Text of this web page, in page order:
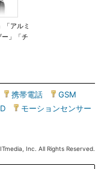
「アルミ
」「チ
携帯電話 GSM
モーションセンサー
Inc. All Rights Reserved.